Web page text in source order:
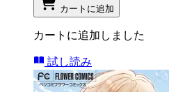
カートに追加
カートに追加しました
試し読み